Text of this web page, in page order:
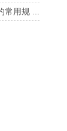
用规 ...